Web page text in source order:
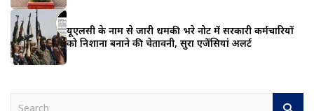
यूएलसी के नाम से जारी धमकी भरे नोट में सरकारी कर्मचारियों
को निशाना बनाने की चेतावनी, सुरक्षा एजेंसियां अलर्ट